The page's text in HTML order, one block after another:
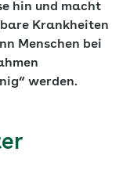
hin und macht
Krankheiten
Menschen bei
werden.